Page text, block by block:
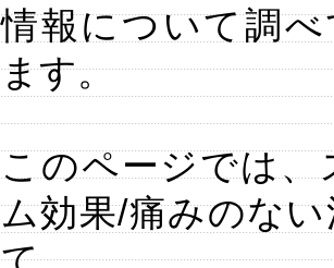
情報について調べ
ます。
このページでは
ム効果/痛みのな
て、